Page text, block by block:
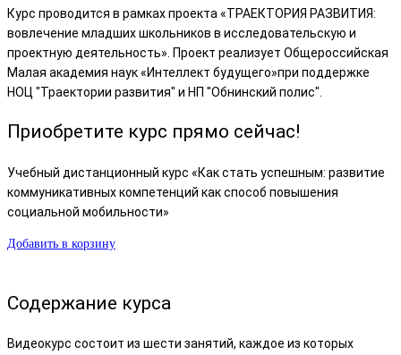
Курс проводится в рамках проекта «ТРАЕКТОРИЯ РАЗВИТИЯ:
вовлечение младших школьников в исследовательскую и
проектную деятельность». Проект реализует Общероссийская
Малая академия наук «Интеллект будущего»при поддержке
НОЦ "Траектории развития" и НП "Обнинский полис".
Приобретите курс прямо сейчас!
Учебный дистанционный курс «Как стать успешным: развитие
коммуникативных компетенций как способ повышения
социальной мобильности»
Добавить в корзину
Содержание курса
Видеокурс состоит из шести занятий, каждое из которых